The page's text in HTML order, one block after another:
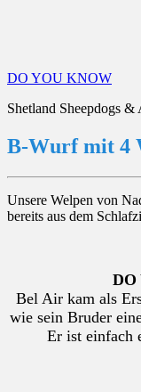
Skip
content
DO YOU KNOW
Shetland Sheepdogs &
B-Wurf mit 4
Unsere Welpen von
bereits aus dem
DO
Bel Air kam als
wie sein Bruder
Er ist einfach